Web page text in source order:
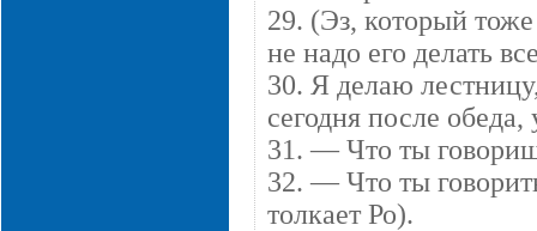
29. (Эз, который
не надо его делать
30. Я делаю
сегодня после
31. — Что ты
32. — Что ты
толкает Ро).